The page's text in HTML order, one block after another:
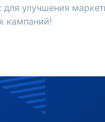
для улучшения
кампаний!